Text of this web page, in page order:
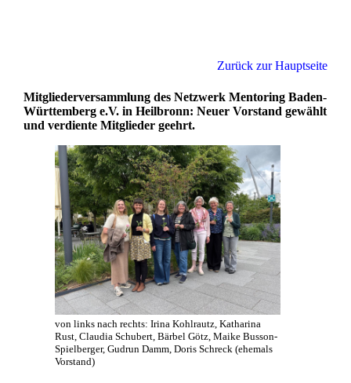
Zurück zur Hauptseite
Mitgliederversammlung des Netzwerk Mentoring Baden-
Württemberg e.V. in Heilbronn: Neuer Vorstand gewählt
und verdiente Mitglieder geehrt.
von links nach rechts: Irina Kohlrautz, Katharina
Rust, Claudia Schubert, Bärbel Götz, Maike Busson-
Spielberger, Gudrun Damm, Doris Schreck (ehemals
Vorstand)